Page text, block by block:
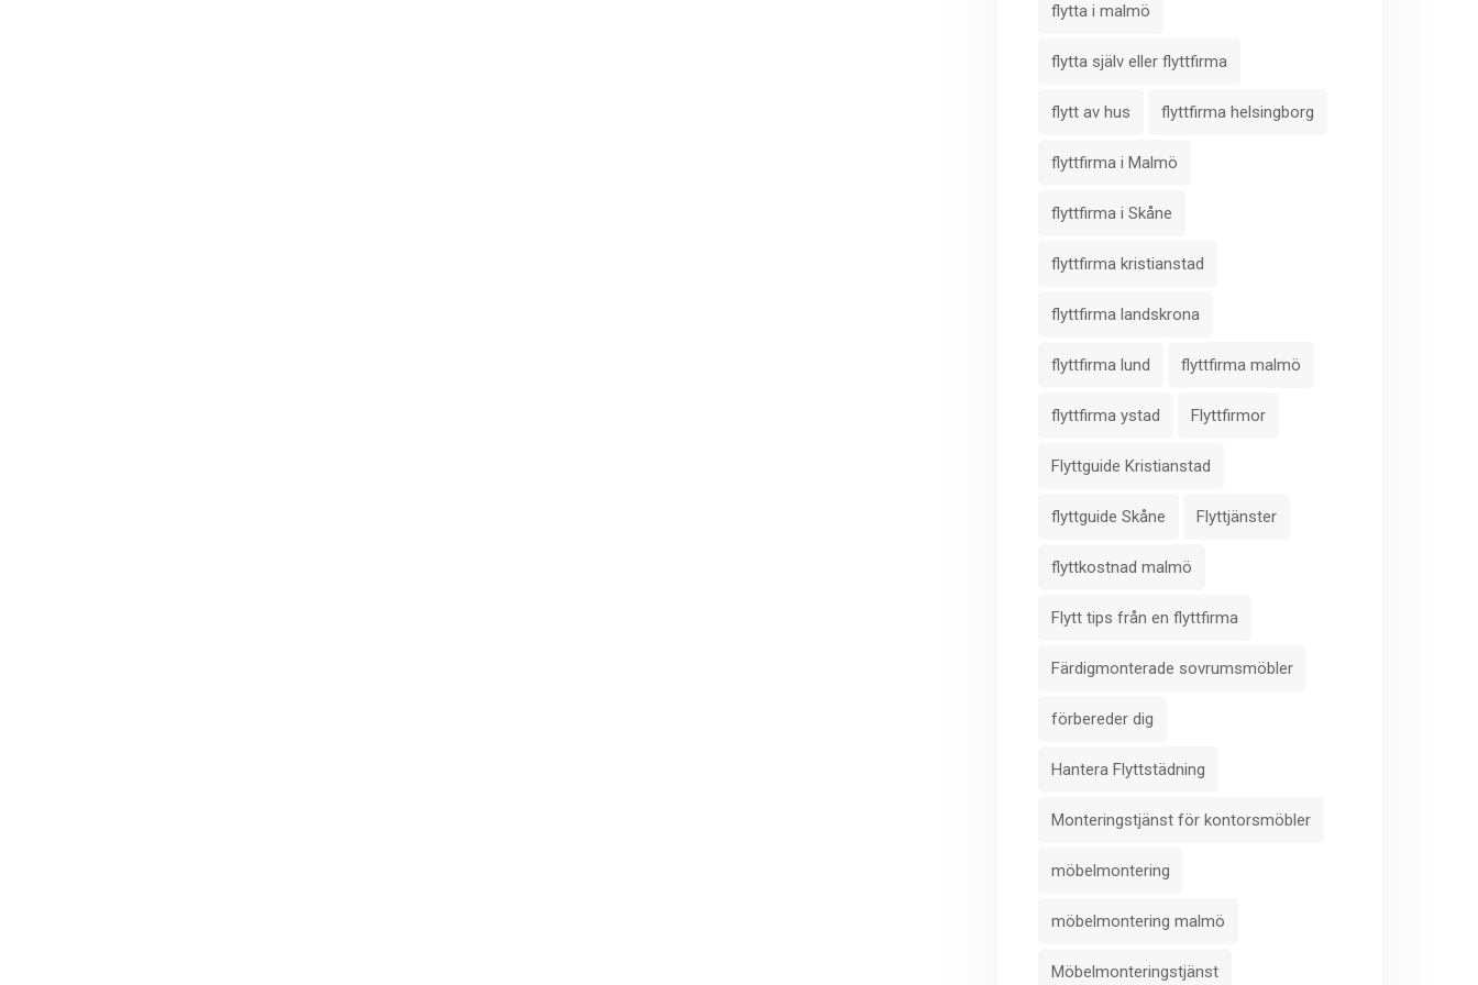
flytta i malmö
flytta själv eller flyttfirma
flytt av hus flyttfirma helsingborg
flyttfirma i Malmö
flyttfirma i Skåne
flyttfirma kristianstad
flyttfirma landskrona
flyttfirma lund flyttfirma malmö
flyttfirma ystad Flyttfirmor
Flyttguide Kristianstad
flyttguide Skåne Flyttjänster
flyttkostnad malmö
Flytt tips från en flyttfirma
Färdigmonterade sovrumsmöbler
förbereder dig
Hantera Flyttstädning
Monteringstjänst för kontorsmöbler
möbelmontering
möbelmontering malmö
Möbelmonteringstjänst